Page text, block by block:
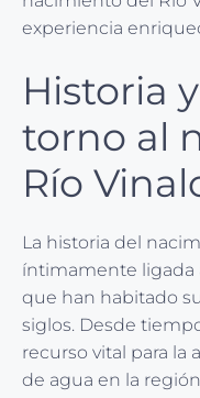
experiencia
Historia
torno al
Río
La historia del
íntimamente ligada
que han habitado
siglos. Desde
recurso vital para la
de agua en la